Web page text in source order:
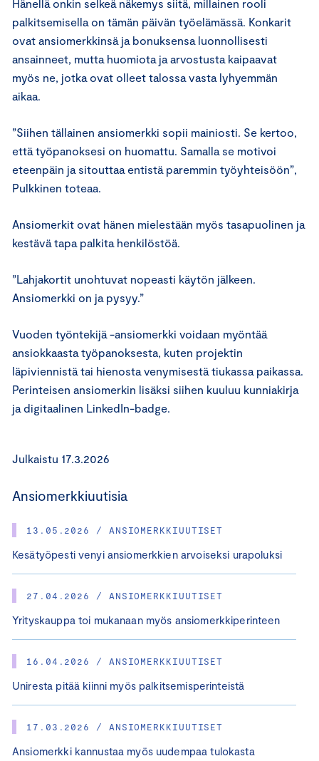
Julkaistu 17.3.2026
Ansiomerkkiuutisia
13.05.2026 / ANSIOMERKKIUUTISET
Kesätyöpesti venyi ansiomerkkien arvoiseksi urapoluksi
27.04.2026 / ANSIOMERKKIUUTISET
Yrityskauppa toi mukanaan myös ansiomerkkiperinteen
16.04.2026 / ANSIOMERKKIUUTISET
Uniresta pitää kiinni myös palkitsemisperinteistä
17.03.2026 / ANSIOMERKKIUUTISET
Ansiomerkki kannustaa myös uudempaa tulokasta
Hänellä onkin selkeä näkemys siitä, millainen rooli
palkitsemisella on tämän päivän työelämässä. Konkarit
ovat ansiomerkkinsä ja bonuksensa luonnollisesti
ansainneet, mutta huomiota ja arvostusta kaipaavat
myös ne, jotka ovat olleet talossa vasta lyhyemmän
aikaa.
”Siihen tällainen ansiomerkki sopii mainiosti. Se kertoo,
että työpanoksesi on huomattu. Samalla se motivoi
eteenpäin ja sitouttaa entistä paremmin työyhteisöön”,
Pulkkinen toteaa.
Ansiomerkit ovat hänen mielestään myös tasapuolinen ja
kestävä tapa palkita henkilöstöä.
”Lahjakortit unohtuvat nopeasti käytön jälkeen.
Ansiomerkki on ja pysyy.”
Vuoden työntekijä -ansiomerkki voidaan myöntää
ansiokkaasta työpanoksesta, kuten projektin
läpiviennistä tai hienosta venymisestä tiukassa paikassa.
Perinteisen ansiomerkin lisäksi siihen kuuluu kunniakirja
ja digitaalinen LinkedIn-badge.